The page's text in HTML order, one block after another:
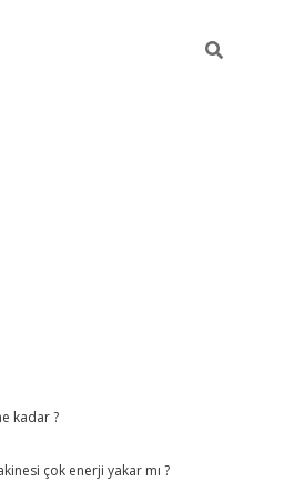
kadar ?
çok enerji yakar mı ?